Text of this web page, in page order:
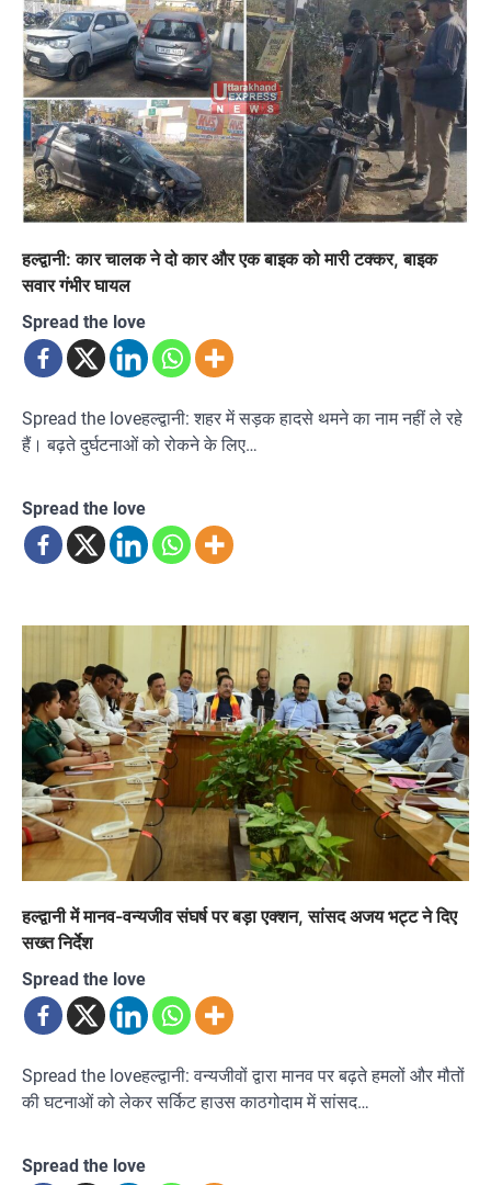
हल्द्वानी: कार चालक ने दो कार और एक बाइक को मारी टक्कर, बाइक
सवार गंभीर घायल
Spread the love
Spread the loveहल्द्वानी: शहर में सड़क हादसे थमने का नाम नहीं ले रहे
हैं। बढ़ते दुर्घटनाओं को रोकने के लिए…
Spread the love
हल्द्वानी में मानव-वन्यजीव संघर्ष पर बड़ा एक्शन, सांसद अजय भट्ट ने दिए
सख्त निर्देश
Spread the love
Spread the loveहल्द्वानी: वन्यजीवों द्वारा मानव पर बढ़ते हमलों और मौतों
की घटनाओं को लेकर सर्किट हाउस काठगोदाम में सांसद…
Spread the love